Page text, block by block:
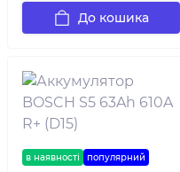
До кошика
в наявності популярний